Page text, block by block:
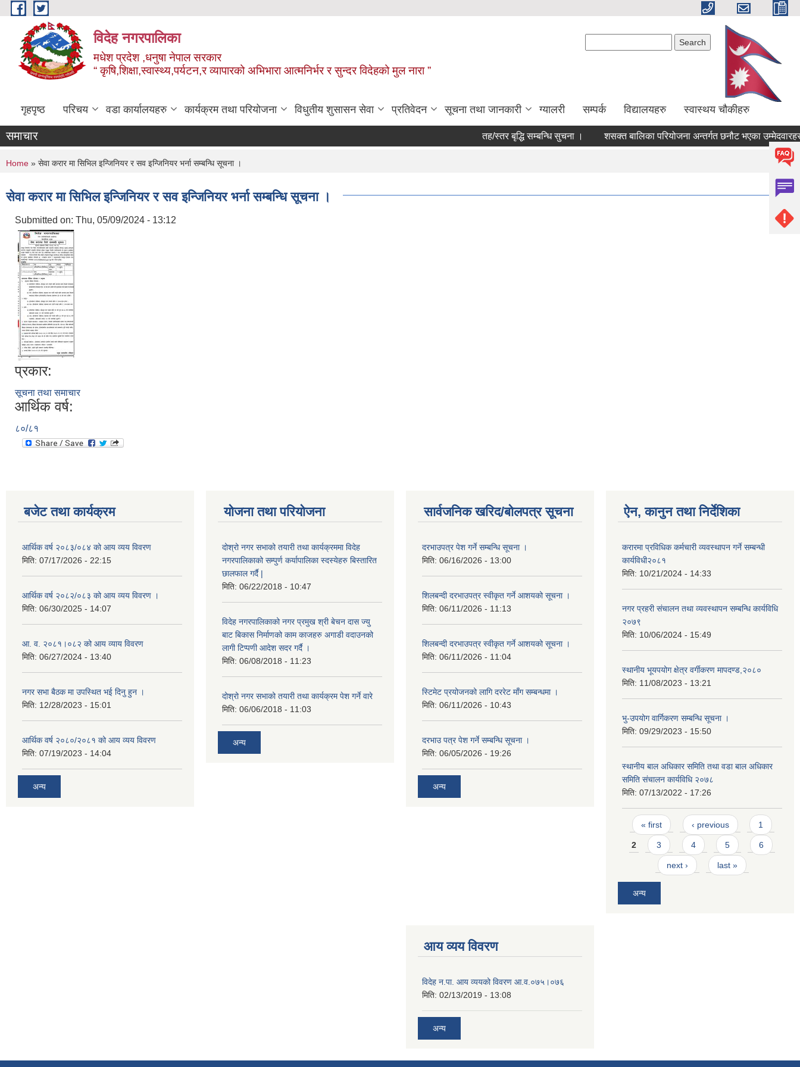
Skip to main content
विदेह नगरपालिका
मधेश प्रदेश ,धनुषा नेपाल सरकार
“ कृषि,शिक्षा,स्वास्थ्य,पर्यटन,र व्यापारको अभिभारा आत्मनिर्भर र सुन्दर विदेहको मुल नारा ”
गृहपृष्ठ परिचय वडा कार्यालयहरु कार्यक्रम तथा परियोजना विधुतीय शुसासन सेवा प्रतिवेदन सूचना तथा जानकारी ग्यालरी सम्पर्क विद्यालयहरु स्वास्थय चौकीहरु
समाचार तह/स्तर बृद्धि सम्बन्धि सुचना । शसक्त बालिका परियोजना अन्तर्गत छनौट भएका
You are here
Home » सेवा करार मा सिभिल इन्जिनियर र सव इन्जिनियर भर्ना सम्बन्धि सूचना ।
सेवा करार मा सिभिल इन्जिनियर र सव इन्जिनियर भर्ना सम्बन्धि सूचना ।
Submitted on: Thu, 05/09/2024 - 13:12
प्रकार:
सूचना तथा समाचार
आर्थिक वर्ष:
८०/८१
बजेट तथा कार्यक्रम
आर्थिक वर्ष २०८३/०८४ को आय व्यय विवरण
मिति: 07/17/2026 - 22:15
आर्थिक वर्ष २०८२/०८३ को आय व्यय विवरण ।
मिति: 06/30/2025 - 14:07
आ. व. २०८१।०८२ को आय व्याय विवरण
मिति: 06/27/2024 - 13:40
नगर सभा बैठक मा उपस्थित भई दिनु हुन ।
मिति: 12/28/2023 - 15:01
आर्थिक वर्ष २०८०/२०८१ को आय व्यय विवरण
मिति: 07/19/2023 - 14:04
अन्य
योजना तथा परियोजना
दोश्रो नगर सभाको तयारी तथा कार्यक्रममा विदेह
नगरपालिकाको सम्पुर्ण कर्यापालिका स्दस्येहरु बिस्तारित
छालफाल गर्दै |
मिति: 06/22/2018 - 10:47
विदेह नगरपालिकाको नगर प्रमुख श्री बेचन दास ज्यु
बाट बिकास निर्माणको काम काजहरु अगाडी वदाउनको
लागी टिप्पणी आदेश सदर गर्दै ।
मिति: 06/08/2018 - 11:23
दोश्रो नगर सभाको तयारी तथा कार्यक्रम पेश गर्ने वारे
मिति: 06/06/2018 - 11:03
अन्य
सार्वजनिक खरिद/बोलपत्र सूचना
दरभाउपत्र पेश गर्ने सम्बन्धि सूचना ।
मिति: 06/16/2026 - 13:00
शिलबन्दी दरभाउपत्र स्वीकृत गर्ने आशयको सूचना ।
मिति: 06/11/2026 - 11:13
शिलबन्दी दरभाउपत्र स्वीकृत गर्ने आशयको सूचना ।
मिति: 06/11/2026 - 11:04
स्टिमेट प्रयोजनको लागि दररेट माँग सम्बन्धमा ।
मिति: 06/11/2026 - 10:43
दरभाउ पत्र पेश गर्ने सम्बन्धि सूचना ।
मिति: 06/05/2026 - 19:26
अन्य
ऐन, कानुन तथा निर्देशिका
करारमा प्रविधिक कर्मचारी व्यवस्थापन गर्ने सम्बन्धी
कार्यविधी२०८१
मिति: 10/21/2024 - 14:33
नगर प्रहरी संचालन तथा व्यवस्थापन सम्बन्धि कार्यविधि
२०७९
मिति: 10/06/2024 - 15:49
स्थानीय भूयपयोग क्षेत्र वर्गीकरण मापदण्ड,२०८०
मिति: 11/08/2023 - 13:21
भु-उपयोग वार्गिकरण सम्बन्धि सूचना ।
मिति: 09/29/2023 - 15:50
स्थानीय बाल अधिकार समिति तथा वडा बाल अधिकार
समिति संचालन कार्यविधि २०७८
मिति: 07/13/2022 - 17:26
Pages
« first ‹ previous 1
2 3 4 5 6
next › last »
अन्य
आय व्यय विवरण
विदेह न.पा. आय व्ययको विवरण आ.व.०७५।०७६
मिति: 02/13/2019 - 13:08
अन्य